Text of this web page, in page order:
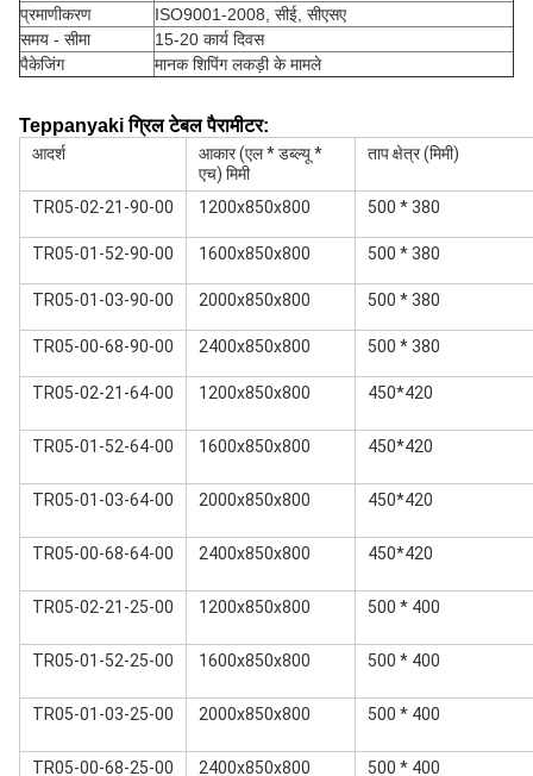
प्रमाणीकरण
ISO9001-2008, सीई, सीएसए
समय - सीमा
15-20 कार्य दिवस
पैकेजिंग
मानक शिपिंग लकड़ी के मामले
Teppanyaki ग्रिल टेबल पैरामीटर:
आदर्श
आकार (एल * डब्ल्यू *
एच) मिमी
ताप क्षेत्र (मिमी)
TR05-02-21-90-00 1200x850x800 500 * 380
TR05-01-52-90-00 1600x850x800 500 * 380
TR05-01-03-90-00 2000x850x800 500 * 380
TR05-00-68-90-00 2400x850x800 500 * 380
TR05-02-21-64-00 1200x850x800 450*420
TR05-01-52-64-00 1600x850x800 450*420
TR05-01-03-64-00 2000x850x800 450*420
TR05-00-68-64-00 2400x850x800 450*420
TR05-02-21-25-00 1200x850x800 500 * 400
TR05-01-52-25-00 1600x850x800 500 * 400
TR05-01-03-25-00 2000x850x800 500 * 400
TR05-00-68-25-00 2400x850x800 500 * 400